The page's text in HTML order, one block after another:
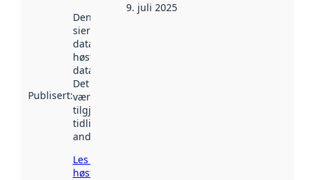
Publisert:
Denne datoen
sier når
datasettet ble
høstet av
data.norge.no.
Det kan ha
vært
tilgjengelig
tidligere
andre steder.
Les mer om
høsting her
9. juli 2025